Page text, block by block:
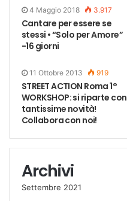
4 Maggio 2018 3.917
Cantare per essere se
stessi • “Solo per Amore”
-16 giorni
11 Ottobre 2013 919
STREET ACTION Roma 1°
WORKSHOP: si riparte con
tantissime novità!
Collabora con noi!
Archivi
Settembre 2021